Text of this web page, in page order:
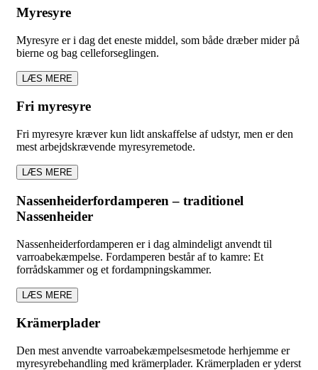
Myresyre
Myresyre er i dag det eneste middel, som både dræber mider på
bierne og bag celleforseglingen.
LÆS MERE
Fri myresyre
Fri myresyre kræver kun lidt anskaffelse af udstyr, men er den
mest arbejdskrævende myresyremetode.
LÆS MERE
Nassenheiderfordamperen – traditionel
Nassenheider
Nassenheiderfordamperen er i dag almindeligt anvendt til
varroabekæmpelse. Fordamperen består af to kamre: Et
forrådskammer og et fordampningskammer.
LÆS MERE
Krämerplader
Den mest anvendte varroabekæmpelsesmetode herhjemme er
myresyrebehandling med krämerplader. Krämerpladen er yderst